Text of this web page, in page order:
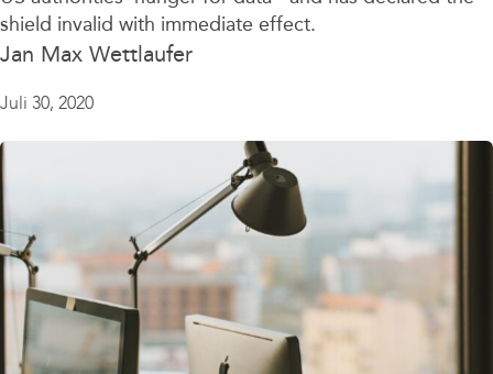
shield invalid with immediate effect.
Jan Max Wettlaufer
Juli 30, 2020